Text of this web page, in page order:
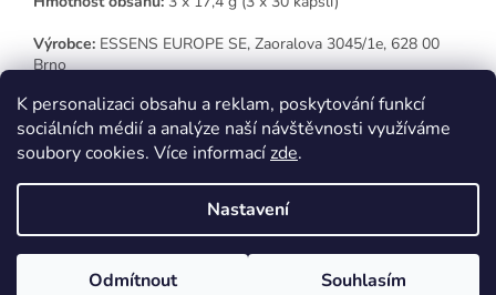
K personalizaci obsahu a reklam, poskytování funkcí
sociálních médií a analýze naší návštěvnosti využíváme
soubory cookies. Více informacízde.
Nastavení
Odmítnout Souhlasím
Výrobce: ESSENS EUROPE SE, Zaoralova 3045/1e, 628 00
Brno
Copyright 2026Zdraví, krása, dárky. Všechna práva vyhrazena.
Upravit nastavení cookies